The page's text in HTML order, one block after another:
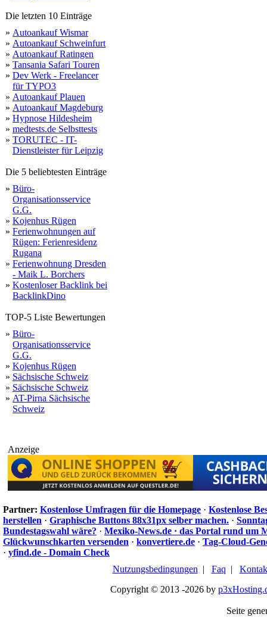
Die letzten 10 Einträge
» Autoankauf Wismar
» Autoankauf Schweinfurt
» Autoankauf Ratingen
» Tansania Safari Touren
» Dev Werk - Freelancer
für TYPO3
» Autoankauf Plauen
» Autoankauf Magdeburg
» Hypnose Hildesheim
» medtests.de Selbsttests
» TORUTEC - IT-
Dienstleister für Leipzig
Die 5 beliebtesten Einträge
» Büro-
Organisationsservice
G.G.
» Kojenhus Rügen
» Ferienwohnungen auf
Rügen: Ferienresidenz
Rugana
» Ferienwohnung Dresden
- Maik L. Borchers
» Kostenloser Backlink bei
BacklinkDino
TOP-5 Liste Bewertungen
» Büro-
Organisationsservice
G.G.
» Kojenhus Rügen
» Sächsische Schweiz
» Sächsische Schweiz
» AT-Pirna Sächsische
Schweiz
Anzeige
Partner: Kostenlose Umfragen für die Homepage · Kostenlose
herstellen · Graphische Buttons 88x31px selber machen. ·
Bundestagswahl wäre? · Mexiko-News.de · das Portal rund um
Glückwunschkarten versenden · konvertiere.de · Tag-Cloud-
· yfind.de - Domain Check
Nutzungsbedingungen | Faq |
Copyright © 2013 -2026 by
Seite